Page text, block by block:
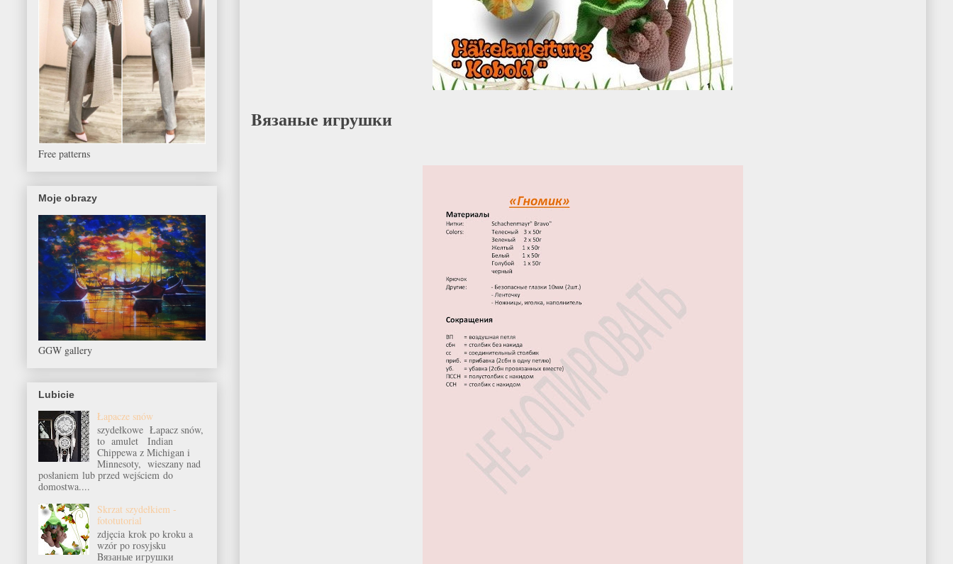
Bязаные игрушки
Free patterns
Moje obrazy
GGW gallery
Lubicie
Łapacze snów
szydełkowe Łapacz snów,
to amulet Indian
Chippewa z Michigan i
Minnesoty, wieszany nad
posłaniem lub przed wejściem do
domostwa....
Skrzat szydełkiem -
fototutorial
zdjęcia krok po kroku a
wzór po rosyjsku
Bязаные игрушки